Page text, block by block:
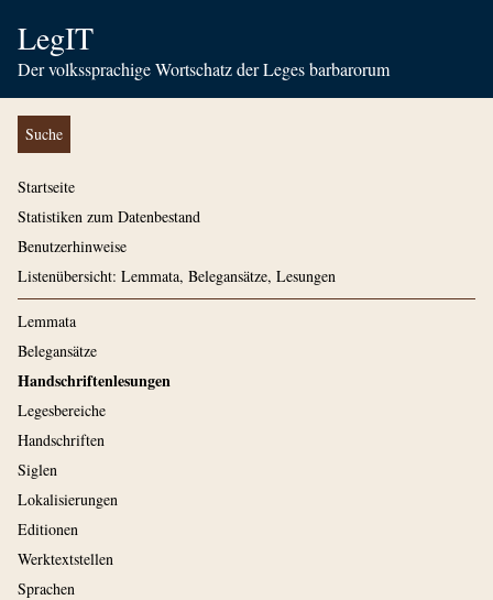
LegIT
Der volkssprachige Wortschatz der Leges barbarorum
Suche
Startseite
Statistiken zum Datenbestand
Benutzerhinweise
Listenübersicht: Lemmata, Belegansätze, Lesungen
Lemmata
Belegansätze
Handschriftenlesungen
Legesbereiche
Handschriften
Siglen
Lokalisierungen
Editionen
Werktextstellen
Sprachen